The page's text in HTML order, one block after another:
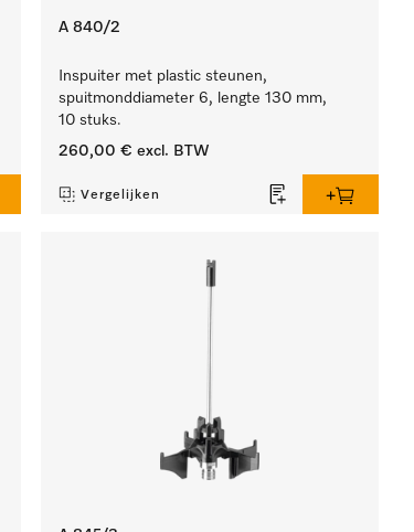
A 840/2
Inspuiter met plastic steunen,
spuitmonddiameter 6, lengte 130 mm,
10 stuks.
260,00 € excl. BTW
Vergelijken